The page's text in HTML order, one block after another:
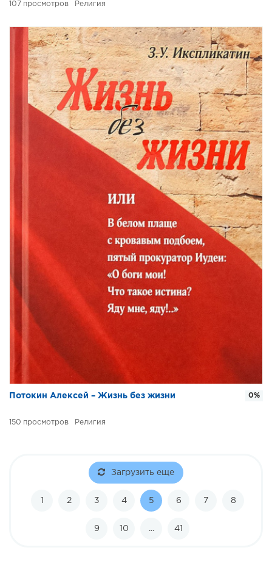
107 Религия
Потокин Алексей – Жизнь без жизни
150 Религия
0%
Загрузить еще
1 2 3 4 5 6 7 8
9 10 ... 41